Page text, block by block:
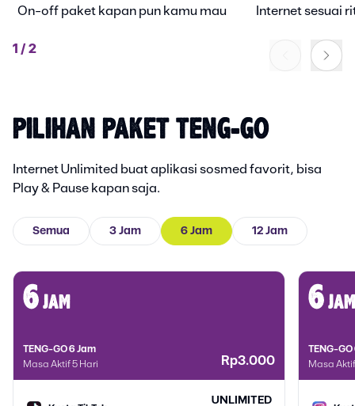
On-off paket kapan pun kamu mau Internet sesuai
1 / 2
PILIHAN PAKET TENG-GO
Internet Unlimited buat aplikasi sosmed favorit, bisa
Play & Pause kapan saja.
Semua 3 Jam 6 Jam 12 Jam
6 jam
TENG-GO 6 Jam
Masa Aktif 5 Hari
Rp3.000
UNLIMITED
6 jam
TENG-GO
Masa